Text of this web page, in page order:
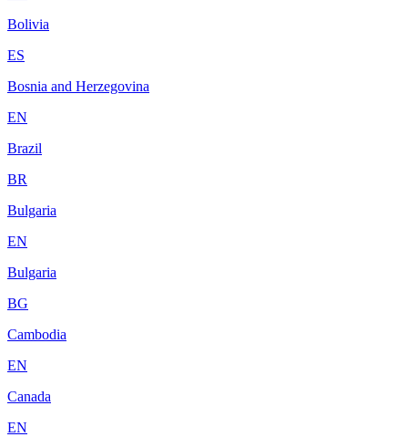
Bolivia
ES
Bosnia and Herzegovina
EN
Brazil
BR
Bulgaria
EN
Bulgaria
BG
Cambodia
EN
Canada
EN